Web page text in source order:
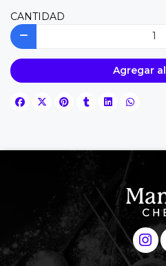
CANTIDAD
Agregar